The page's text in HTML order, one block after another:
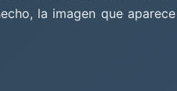
la imagen que